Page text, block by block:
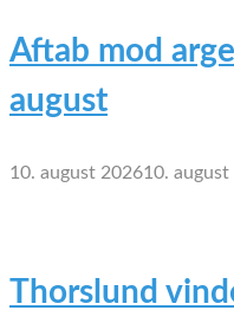
Aftab mod
august
10. august 202610.
Thorslund